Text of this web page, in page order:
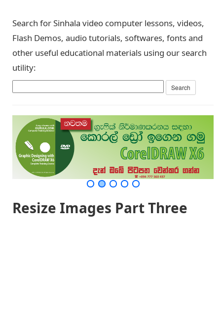
Search for Sinhala video computer lessons, videos,
Flash Demos, audio tutorials, softwares, fonts and
other useful educational materials using our search
utility:
Resize Images Part Three